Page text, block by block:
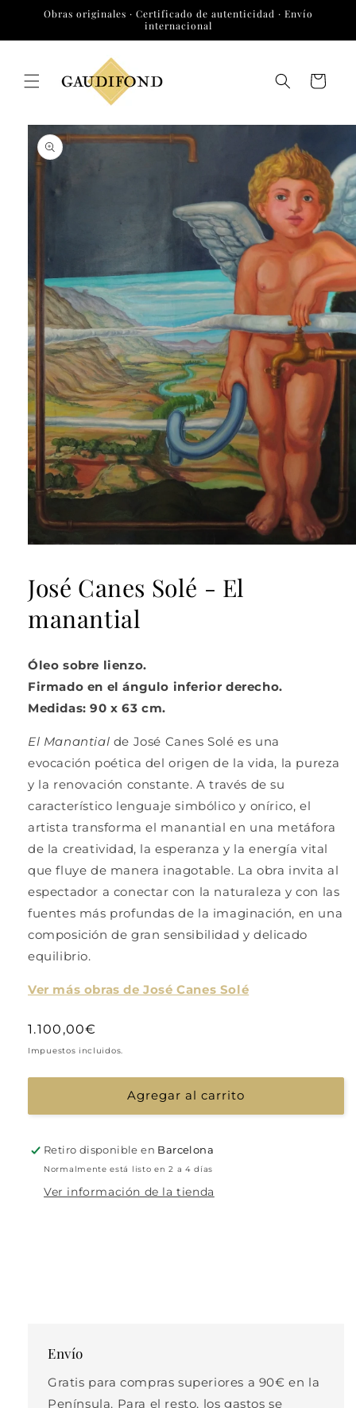
directamente
Obras originales · Certificado de autenticidad · Envío
internacional
Carrito
directamente
información
del producto
1
en
ventana
José Canes Solé - El
manantial
Óleo sobre lienzo.
Firmado en el ángulo inferior derecho.
Medidas: 90 x 63 cm.
El Manantial de José Canes Solé es una
evocación poética del origen de la vida, la pureza
y la renovación constante. A través de su
característico lenguaje simbólico y onírico, el
artista transforma el manantial en una metáfora
de la creatividad, la esperanza y la energía vital
que fluye de manera inagotable. La obra invita al
espectador a conectar con la naturaleza y con las
fuentes más profundas de la imaginación, en una
composición de gran sensibilidad y delicado
equilibrio.
Ver más obras de José Canes Solé
Precio
habitual
1.100,00€
Impuestos incluidos.
Agregar al carrito
Retiro disponible en Barcelona
Normalmente está listo en 2 a 4 días
Ver información de la tienda
Envío
Gratis para compras superiores a 90€ en la
Península. Para el resto, los gastos se